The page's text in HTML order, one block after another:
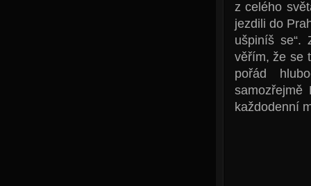
z celého
jezdili do
ušpiníš se“.
věřím, že se
pořád
každodenní